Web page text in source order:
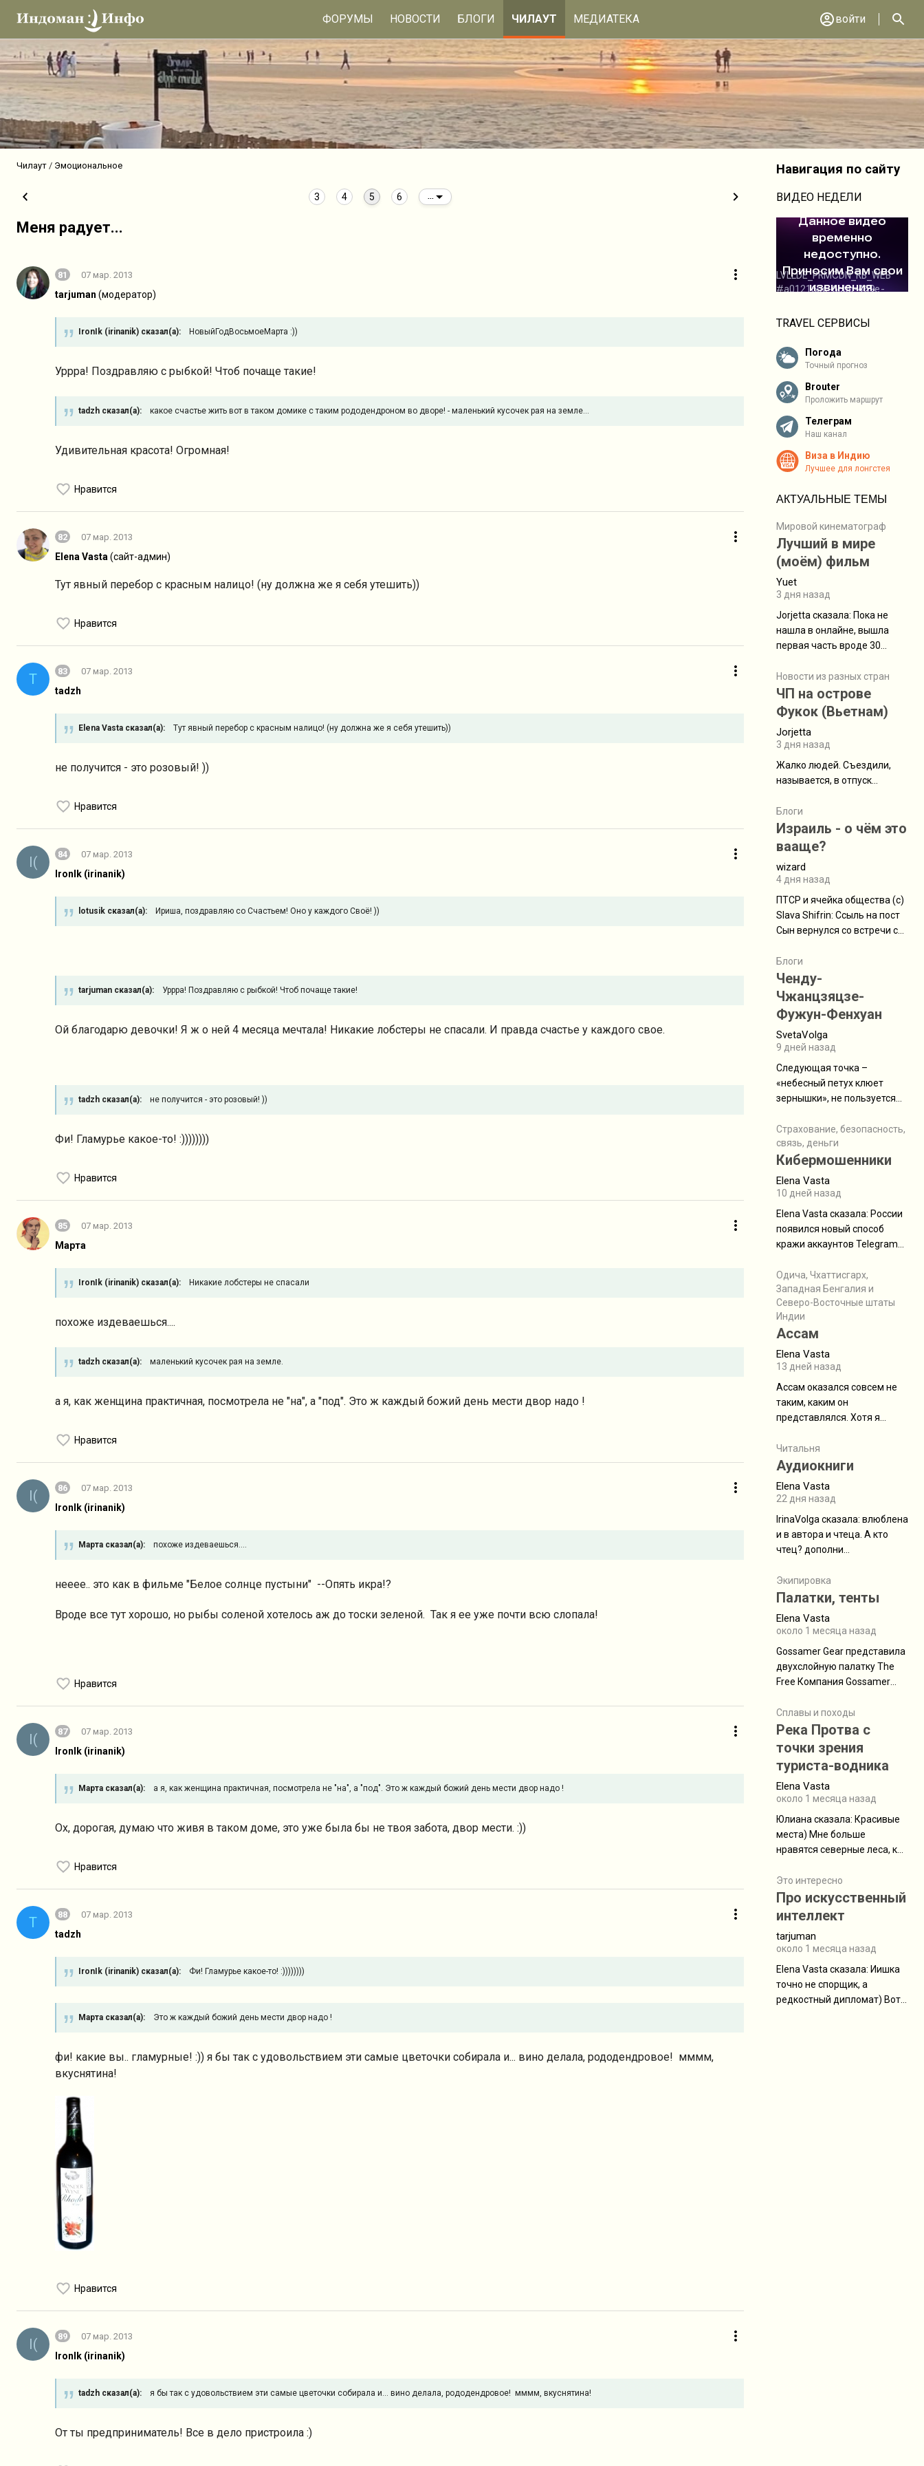
ФОРУМЫ НОВОСТИ БЛОГИ ЧИЛАУТ МЕДИАТЕКА войти
Чилаут Эмоциональное
3 4 5 6
Меня радует...
81 07 мар. 2013
tarjuman (модератор)
IronIk (irinanik) сказал(а): НовыйГодВосьмоеМарта :))
Уррра! Поздравляю с рыбкой! Чтоб почаще такие!
tadzh сказал(а): какое счастье жить вот в таком домике с таким рододендроном во дворе! - маленький кусочек рая на земле...
Удивительная красота! Огромная!
Нравится
82 07 мар. 2013
Elena Vasta (сайт-админ)
Тут явный перебор с красным налицо! (ну должна же я себя утешить))
Нравится
T 83 07 мар. 2013
tadzh
Elena Vasta сказал(а): Тут явный перебор с красным налицо! (ну должна же я себя утешить))
не получится - это розовый! ))
Нравится
I( 84 07 мар. 2013
IronIk (irinanik)
lotusik сказал(а): Ириша, поздравляю со Счастьем! Оно у каждого Своё! ))
tarjuman сказал(а): Уррра! Поздравляю с рыбкой! Чтоб почаще такие!
Ой благодарю девочки! Я ж о ней 4 месяца мечтала! Никакие лобстеры не спасали. И правда счастье у каждого свое.
tadzh сказал(а): не получится - это розовый! ))
Фи! Гламурье какое-то! :))))))))
Нравится
85 07 мар. 2013
Марта
IronIk (irinanik) сказал(а): Никакие лобстеры не спасали
похоже издеваешься....
tadzh сказал(а): маленький кусочек рая на земле.
а я, как женщина практичная, посмотрела не "на", а "под". Это ж каждый божий день мести двор надо !
Нравится
I( 86 07 мар. 2013
IronIk (irinanik)
Марта сказал(а): похоже издеваешься....
нееее.. это как в фильме "Белое солнце пустыни" --Опять икра!?
Вроде все тут хорошо, но рыбы соленой хотелось аж до тоски зеленой. Так я ее уже почти всю слопала!
Нравится
I( 87 07 мар. 2013
IronIk (irinanik)
Марта сказал(а): а я, как женщина практичная, посмотрела не "на", а "под". Это ж каждый божий день мести двор надо !
Ох, дорогая, думаю что живя в таком доме, это уже была бы не твоя забота, двор мести. :))
Нравится
T 88 07 мар. 2013
tadzh
IronIk (irinanik) сказал(а): Фи! Гламурье какое-то! :))))))))
Марта сказал(а): Это ж каждый божий день мести двор надо !
фи! какие вы.. гламурные! :)) я бы так с удовольствием эти самые цветочки собирала и... вино делала, рододендровое! мммм,
вкуснятина!
Нравится
I( 89 07 мар. 2013
IronIk (irinanik)
tadzh сказал(а): я бы так с удовольствием эти самые цветочки собирала и... вино делала, рододендровое! мммм, вкуснятина!
От ты предприниматель! Все в дело пристроила :)
Навигация по сайту
ВИДЕО НЕДЕЛИ
TRAVEL СЕРВИСЫ
Погода
Точный прогноз
Brouter
Проложить маршрут
Телеграм
Наш канал
Виза в Индию
Лучшее для лонгстея
АКТУАЛЬНЫЕ ТЕМЫ
Мировой кинематограф
Лучший в мире
(моём) фильм
Yuet
3 дня назад
Jorjetta сказалa: Пока не
нашла в онлайне, вышла
первая часть вроде 30
Дивали 8 ноября.
Новости из разных стран
ЧП на острове
Фукок (Вьетнам)
Jorjetta
3 дня назад
Жалко людей. Съездили,
называется, в отпуск...
Блоги
Израиль - о чём это
вааще?
wizard
4 дня назад
ПТСР и ячейка общества (с)
Slava Shifrin: Ссыль на пост
Сын вернулся со встречи с
уже, как демобилизовались,
а продолжают встречаться
почти каждую неделю) и с
порога сообщил: "Эйтан
разводится!" Эйтан -
мальчик из религиозной
семьи, из тех, кого называют
"вязаные кипы". С 2022-го
Блоги
Ченду-
Чжанцзяцзе-
Фужун-Фенхуан
SvetaVolga
9 дней назад
Следующая точка –
«небесный петух клюет
зернышки», не пользуется
заслужено, и чтобы попасть
на начало тропы показали
водителю карту, иначе
Пошли туда, потому что я
отзывов. По мне – сплошная
физуха, долгий спуск, потом
подъем по этому же пути.
Пока
Страхование, безопасность,
связь, деньги
Кибермошенники
Elena Vasta
10 дней назад
Elena Vasta сказалa: России
появился новый способ
кражи аккаунтов Telegram
Прочитайте! У моих двух
знакомых вот так увели
аккаунты
Одича, Чхаттисгарх,
Западная Бенгалия и
Северо-Восточные штаты
Индии
Ассам
Elena Vasta
13 дней назад
Ассам оказался совсем не
таким, каким он
представлялся. Хотя я
краешек, но все же схватила
ауру штата, как-то он меня
природа, мягкие
такая как бы переходная
ступень между привычной
нам Индией и остальными
надеюсь увидеть.
Читальня
Аудиокниги
Elena Vasta
22 дня назад
IrinaVolga сказалa: влюблена
и в автора и чтеца. А кто
чтец? дополни
Экипировка
Палатки, тенты
Elena Vasta
около 1 месяца назад
Gossamer Gear представила
двухслойную палатку The
Free Компания Gossamer
туристическую палатку The
Free, которая стала первой
ультралегкой моделью в
ассортименте
производителя. Новинка
получила двухслойную
конструкцию с отдельным
внешним тентом и сетчатой
внутренней палаткой, а ее
комплектации составляет
около 845 г. Палатка весит
менее
Сплавы и походы
Река Протва с
точки зрения
туриста-водника
Elena Vasta
около 1 месяца назад
Юлиана сказалa: Красивые
места) Мне больше
нравятся северные леса, как
южной тайги
Это интересно
Про искусственный
интеллект
tarjuman
около 1 месяца назад
Elena Vasta сказалa: Иишка
точно не спорщик, а
редкостный дипломат) Вот,